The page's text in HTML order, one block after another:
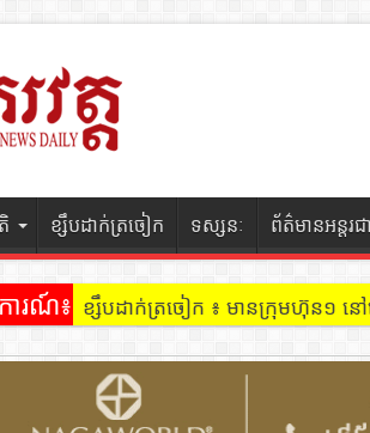
ខ្សឹបដាក់ត្រចៀក ទស្សនៈ ព័ត៌មានអន្តរជ
ារណ៍៖ ប្រជាពលរដ្ឋ រិះគន់អាជ្ញាធរសង្កាត់